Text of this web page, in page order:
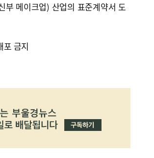
부 메이크업) 산업의 표준계약서 도
금지